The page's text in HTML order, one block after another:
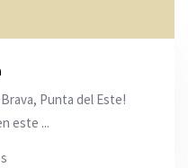
Punta del Este!
este ...